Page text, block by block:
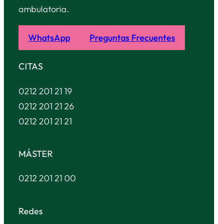
ambulatoria.
WhatsApp Preguntas Frecuentes
CITAS
0212 201 21 19
0212 201 21 26
0212 201 21 21
MÁSTER
0212 201 21 00
Redes